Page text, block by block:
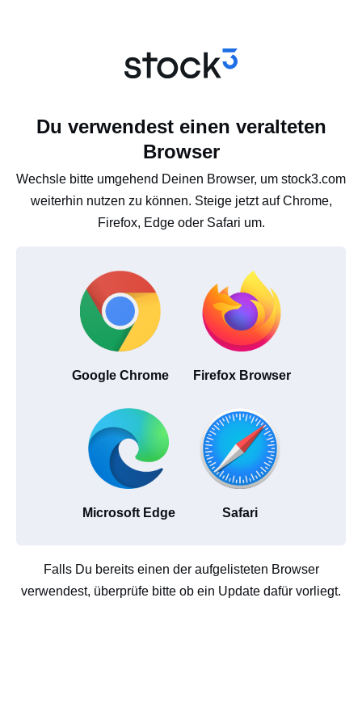
Du verwendest einen veralteten
Browser
Wechsle bitte umgehend Deinen Browser, um stock3.com
weiterhin nutzen zu können. Steige jetzt auf Chrome,
Firefox, Edge oder Safari um.
Google Chrome Firefox Browser
Microsoft Edge Safari
Falls Du bereits einen der aufgelisteten Browser
verwendest, überprüfe bitte ob ein Update dafür vorliegt.